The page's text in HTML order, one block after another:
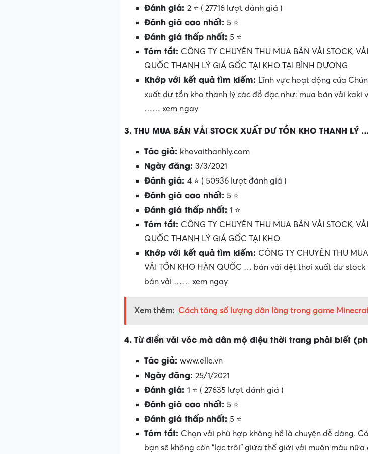
Đánh giá: 2 ⭐ ( 27716 lượt đánh giá )
Đánh giá cao nhất: 5 ⭐
Đánh giá thấp nhất: 5 ⭐
Tóm tắt: CÔNG TY CHUYÊN THU MUA BÁN VẢI STOCK,
QUỐC THANH LÝ GiÁ GỐC TẠI KHO TẠI BÌNH DƯƠNG
Khớp với kết quả tìm kiếm: Lĩnh vực hoạt động của
xuất dư tồn kho thanh lý các đồ đạc như: mua bán vải kaki
…… xem ngay
3. THU MUA BÁN VẢi STOCK XUẤT DƯ TỒN KHO THANH LÝ
Tác giả: khovaithanhly.com
Ngày đăng: 3/3/2021
Đánh giá: 4 ⭐ ( 50936 lượt đánh giá )
Đánh giá cao nhất: 5 ⭐
Đánh giá thấp nhất: 1 ⭐
Tóm tắt: CÔNG TY CHUYÊN THU MUA BÁN VẢI STOCK,
QUỐC THANH LÝ GiÁ GỐC TẠI KHO
Khớp với kết quả tìm kiếm: CÔNG TY CHUYÊN THU
VẢI TỒN KHO HÀN QUỐC … bán vải dệt thoi xuất dư
bán vải …… xem ngay
Xem thêm: Cách tăng số lượng dân làng trong game
4. Từ điển vải vóc mà dân mộ điệu thời trang phải biết
Tác giả: www.elle.vn
Ngày đăng: 25/1/2021
Đánh giá: 1 ⭐ ( 27635 lượt đánh giá )
Đánh giá cao nhất: 5 ⭐
Đánh giá thấp nhất: 5 ⭐
Tóm tắt: Chọn vải phù hợp không hề là chuyện dễ dàng.
bạn sẽ không còn “lạc trôi” giữa thế giới vải muôn màu nữa